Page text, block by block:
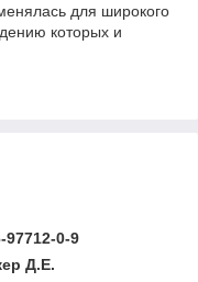
для широкого
которых и
97712-0-9
Д.Е.